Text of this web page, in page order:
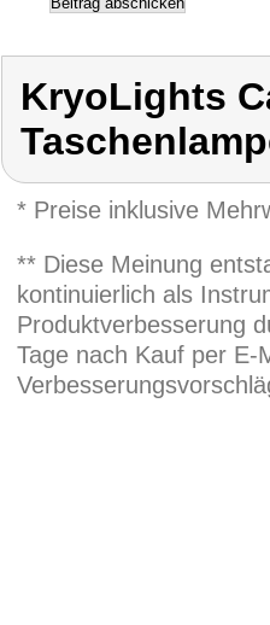
KryoLights
* Preise inklusive
** Diese Meinung
kontinuierlich als
Produktverbesserung
Tage nach Kauf per E-